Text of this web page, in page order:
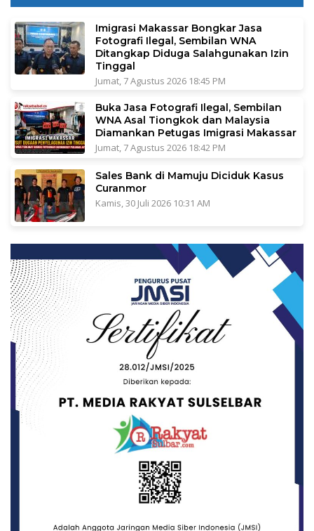
Imigrasi Makassar Bongkar Jasa
Fotografi Ilegal, Sembilan WNA
Ditangkap Diduga Salahgunakan Izin
Tinggal
Jumat, 7 Agustus 2026 18:45 PM
Buka Jasa Fotografi Ilegal, Sembilan
WNA Asal Tiongkok dan Malaysia
Diamankan Petugas Imigrasi Makassar
Jumat, 7 Agustus 2026 18:42 PM
Sales Bank di Mamuju Diciduk Kasus
Curanmor
Kamis, 30 Juli 2026 10:31 AM